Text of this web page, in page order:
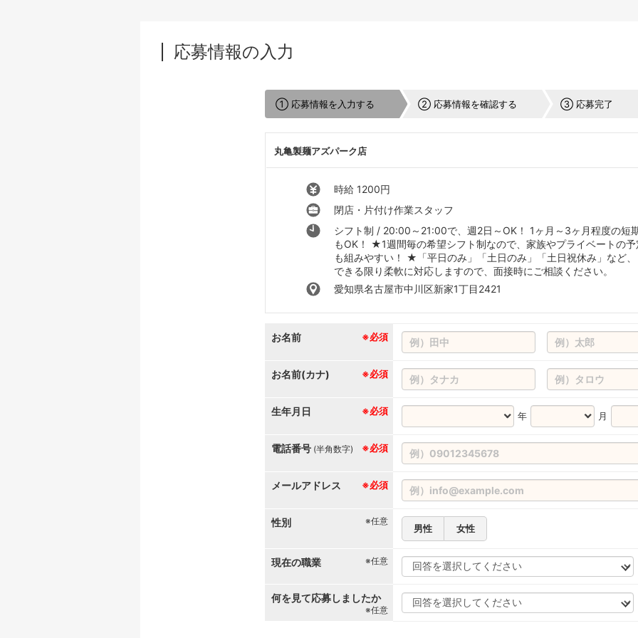
応募情報の入力
① 応募情報を入力する ② 応募情報を確認する ③ 応募完了
丸亀製麺アズパーク店
時給 1200円
閉店・片付け作業スタッフ
シフト制 / 20:00～21:00で、週2日～OK！ 1ヶ月～3ヶ月程度の短
もOK！ ★1週間毎の希望シフト制なので、家族やプライベートの予
も組みやすい！ ★「平日のみ」「土日のみ」「土日祝休み」な
できる限り柔軟に対応しますので、面接時にご相談ください。
愛知県名古屋市中川区新家1丁目2421
お名前 ※必須
お名前(カナ) ※必須
生年月日 ※必須 年 月
電話番号 ※必須
(半角数字)
メールアドレス ※必須
性別 ※任意
男性 女性
現在の職業 ※任意
何を見て応募しましたか
※任意